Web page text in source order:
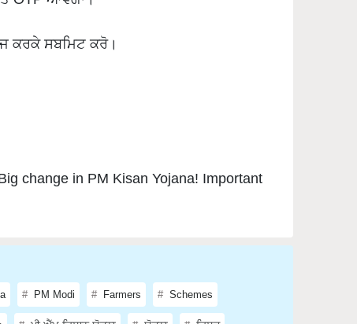
ਪੀ.ਐੱਮ ਕਿਸਾਨ ਯੋਜਨਾ ਯੋਜਨਾ ਕਿਸ਼ਤ